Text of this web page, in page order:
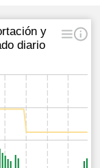
y
diario